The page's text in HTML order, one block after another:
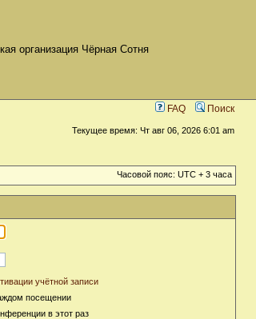
организация Чёрная Сотня
FAQ Поиск
Текущее время: Чт авг 06, 2026 6:01 am
Часовой пояс: UTC + 3 часа
учётной записи
посещении
в этот раз